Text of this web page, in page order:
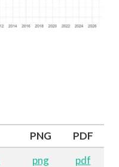
PNG
PDF
png pdf